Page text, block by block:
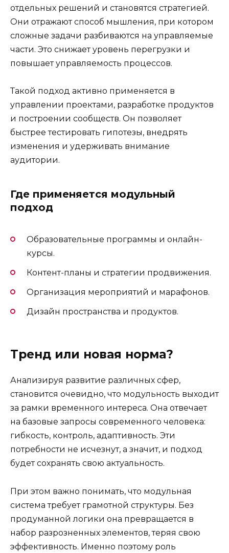
отдельных решений и становятся стратегией.
Они отражают способ мышления, при котором
сложные задачи разбиваются на управляемые
части. Это снижает уровень перегрузки и
повышает управляемость процессов.
Такой подход активно применяется в
управлении проектами, разработке продуктов
и построении сообществ. Он позволяет
быстрее тестировать гипотезы, внедрять
изменения и удерживать внимание
аудитории.
Где применяется модульный
подход
Образовательные программы и онлайн-
курсы.
Контент-планы и стратегии продвижения.
Организация мероприятий и марафонов.
Дизайн пространства и продуктов.
Тренд или новая норма?
Анализируя развитие различных сфер,
становится очевидно, что модульность выходит
за рамки временного интереса. Она отвечает
на базовые запросы современного человека:
гибкость, контроль, адаптивность. Эти
потребности не исчезнут, а значит, и подход
будет сохранять свою актуальность.
При этом важно понимать, что модульная
система требует грамотной структуры. Без
продуманной логики она превращается в
набор разрозненных элементов, теряя свою
эффективность. Именно поэтому роль